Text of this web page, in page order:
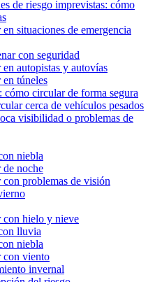
de riesgo imprevistas: cómo
situaciones de emergencia
con seguridad
autopistas y autovías
túneles
cómo circular de forma segura
cerca de vehículos pesados
visibilidad o problemas de
niebla
noche
problemas de visión
con hielo y nieve
lluvia
niebla
con viento
invernal